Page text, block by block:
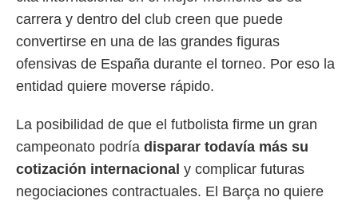
carrera y dentro del club creen que puede
convertirse en una de las grandes figuras
ofensivas de España durante el torneo. Por eso la
entidad quiere moverse rápido.
La posibilidad de que el futbolista firme un gran
campeonato podría disparar todavía más su
cotización internacional y complicar futuras
negociaciones contractuales. El Barça no quiere